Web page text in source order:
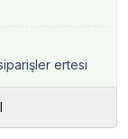
ertesi